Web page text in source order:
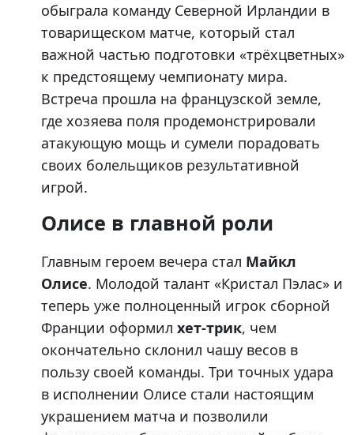
обыграла команду Северной Ирландии в
товарищеском матче, который стал
важной частью подготовки «трёхцветных»
к предстоящему чемпионату мира.
Встреча прошла на французской земле,
где хозяева поля продемонстрировали
атакующую мощь и сумели порадовать
своих болельщиков результативной
игрой.
Олисе в главной роли
Главным героем вечера стал Майкл
Олисе. Молодой талант «Кристал Пэлас» и
теперь уже полноценный игрок сборной
Франции оформил хет-трик, чем
окончательно склонил чашу весов в
пользу своей команды. Три точных удара
в исполнении Олисе стали настоящим
украшением матча и позволили